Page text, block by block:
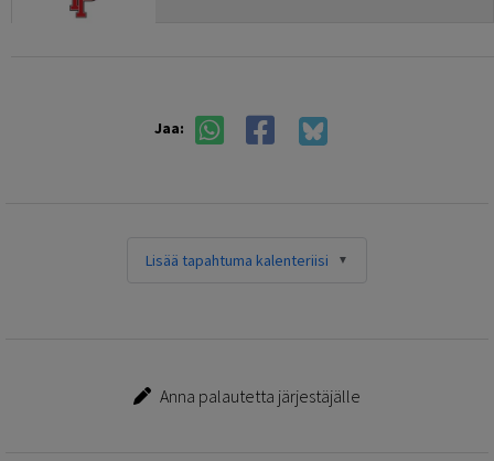
Jaa:
Lisää tapahtuma kalenteriisi
Anna palautetta järjestäjälle